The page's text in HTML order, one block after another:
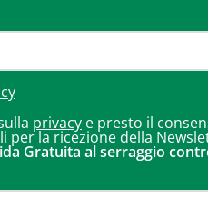
privacy e presto il
la ricezione della
Gratuita al serraggio